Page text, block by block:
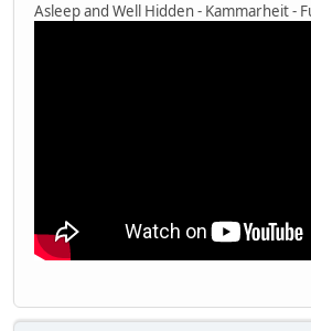
Asleep and Well Hidden - Kammarheit -